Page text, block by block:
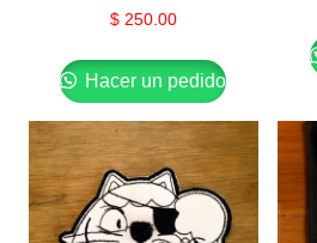
$250.00
Hacer un pedido